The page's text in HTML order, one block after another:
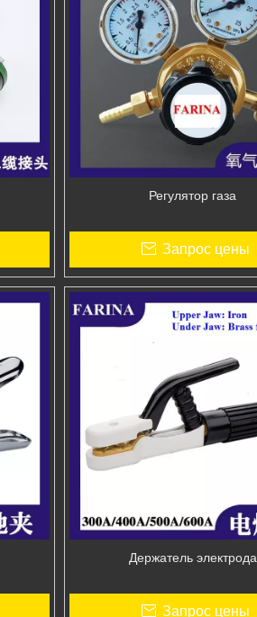
Регулятор газа
Запрос цены
Держатель электрода
Запрос цены